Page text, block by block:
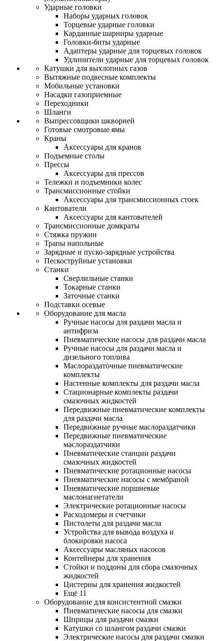
Ударные головки
Наборы ударных головок
Торцевые ударные головки
Карданные шарниры ударные
Головки-биты ударные
Адаптеры ударные для торцевых головок
Удлинители ударные для торцевых головок
Катушки для выхлопных газов
Вытяжные подвесные комплекты
Мобильные установки
Насадки газоприемные
Переходники
Шланги
Выпрессовщики шкворней
Готовые смотровые ямы
Краны
Аксессуары для кранов
Подъемные столы
Прессы
Аксессуары для прессов
Тележки и подъемники колес
Трансмиссионные стойки
Аксессуары для трансмиссионных стоек
Кантователи
Аксессуары для кантователей
Трансмиссионные домкраты
Стяжка пружин
Трапы напольные
Зарядные и пуско-зарядные устройства
Пескоструйные установки
Станки
Сверлильные станки
Токарные станки
Заточные станки
Подставки осевые
Оборудование для масла
Ручные насосы для раздачи масла и
антифриза
Пневматические насосы для раздачи масла
Ручные насосы для раздачи масла и
дизельного топлива
Маслораздаточные пневматические
комплекты
Настенные комплекты для раздачи масла
Стационарные комплекты раздачи
смазочных жидкостей
Передвижные пневматические комплекты
для раздачи масла
Передвижные ручные маслораздатчики
Передвижные пневматические
маслораздатчики
Пневматические станции раздачи
смазочных жидкостей
Пневматические ротационные насосы
Пневматические насосы с мембраной
Пневматические поршневые
маслонагнетатели
Электрические ротационные насосы
Расходомеры и счетчики
Пистолеты для раздачи масла
Устройства для вывода воздуха и
блокировки насоса
Аксессуары масляных насосов
Контейнеры для хранения
Стойки и поддоны для сбора смазочных
жидкостей
Цистерны для хранения жидкостей
Ещё 11
Оборудование для консистентной смазки
Пневматические насосы для смазки
Шприцы для раздачи смазки
Катушки со шлангом раздачи смазки
Электрические насосы для раздачи смазки